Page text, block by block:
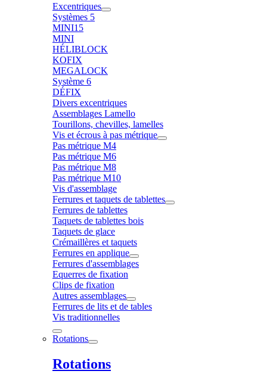
Excentriques
Systèmes 5
MINI15
MINI
HÉLIBLOCK
KOFIX
MEGALOCK
Système 6
DÉFIX
Divers excentriques
Assemblages Lamello
Tourillons, chevilles, lamelles
Vis et écrous à pas métrique
Pas métrique M4
Pas métrique M6
Pas métrique M8
Pas métrique M10
Vis d'assemblage
Ferrures et taquets de tablettes
Ferrures de tablettes
Taquets de tablettes bois
Taquets de glace
Crémaillères et taquets
Ferrures en applique
Ferrures d'assemblages
Equerres de fixation
Clips de fixation
Autres assemblages
Ferrures de lits et de tables
Vis traditionnelles
Rotations
Rotations